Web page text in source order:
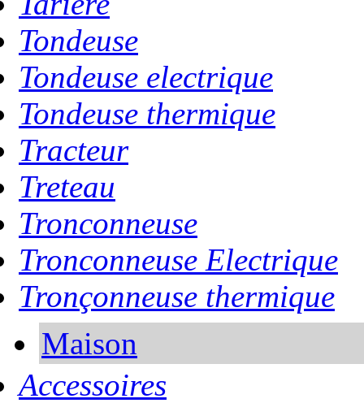
Tondeuse
Tondeuse electrique
Tondeuse thermique
Tracteur
Treteau
Tronconneuse
Tronconneuse Electrique
Tronçonneuse thermique
Maison
Accessoires